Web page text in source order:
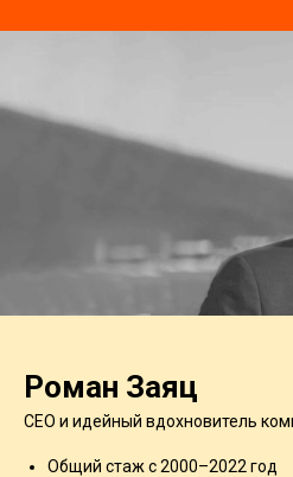
Роман Заяц
CEO и идейный вдохновитель
Общий стаж с 2000–2022 год